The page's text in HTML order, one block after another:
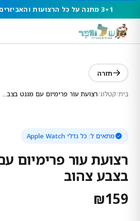
3+1 מתנה על כל הרצועות והאביזרים לשעונים חכמים
חזרה
בית/קטלוג/ רצועת עור פרימיום עם מגנט בצבע צהוב
מתאים ל: כל גדלי Apple Watch
רצועת עור פרימיום
בצבע צהוב
₪159